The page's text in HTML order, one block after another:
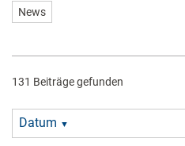
News
131 Beiträge gefunden
Datum ▼